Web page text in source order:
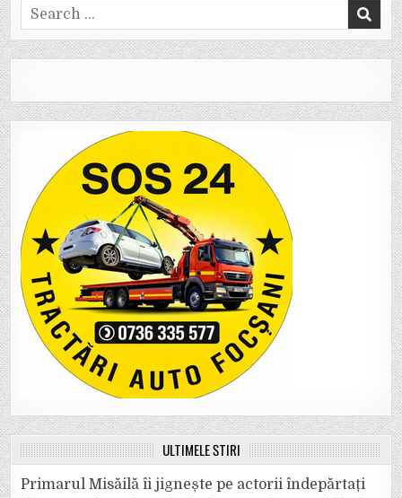
Search
for:
ULTIMELE ȘTIRI
Primarul Misăilă îi jignește pe actorii îndepărtați